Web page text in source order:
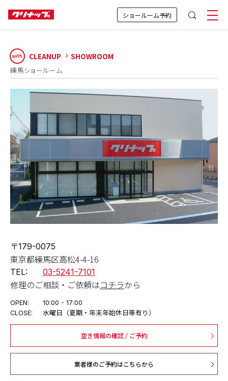
ショールーム予約
with CLEANUP SHOWROOM
練馬ショールーム
〒179-0075
東京都練馬区高松4-4-16
TEL: 03-5241-7101
修理のご相談・ご依頼はコチラから
OPEN:
10:00 - 17:00
CLOSE:
水曜日（夏期・年末年始休日等有り）
空き情報の確認 / ご予約
業者様のご予約はこちらから